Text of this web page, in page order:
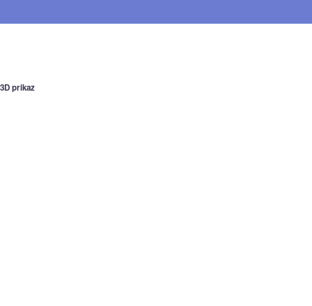
3D prikaz